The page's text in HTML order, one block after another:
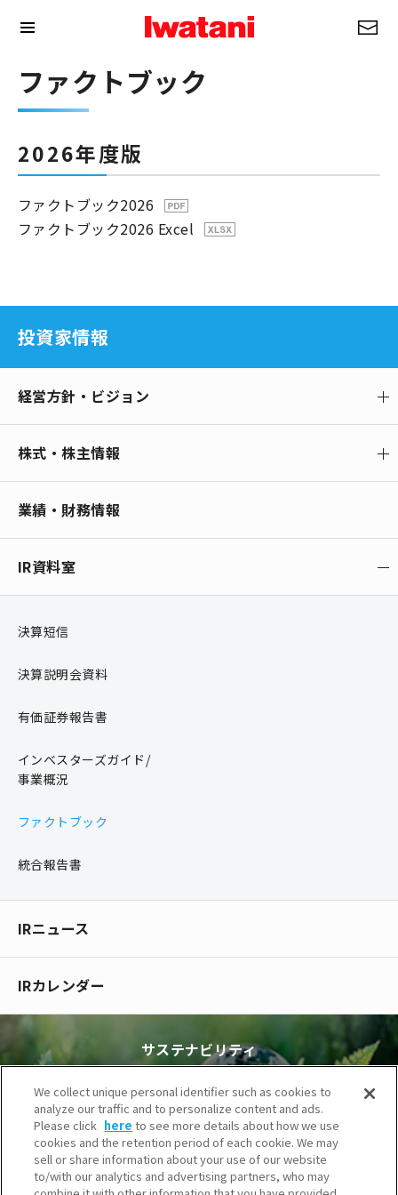
ファクトブック
2026年度版
ファクトブック2026
ファクトブック2026 Excel
投資家情報
経営方針・ビジョン
株式・株主情報
業績・財務情報
IR資料室
決算短信
決算説明会資料
有価証券報告書
インベスターズガイド/
事業概況
ファクトブック
統合報告書
IRニュース
IRカレンダー
サステナビリティ
We collect unique personal identifier such as cookies to
analyze our traffic and to personalize content and ads.
Please click here to see more details about how we use
cookies and the retention period of each cookie. We may
sell or share information about your use of our website
to/with our analytics and advertising partners, who may